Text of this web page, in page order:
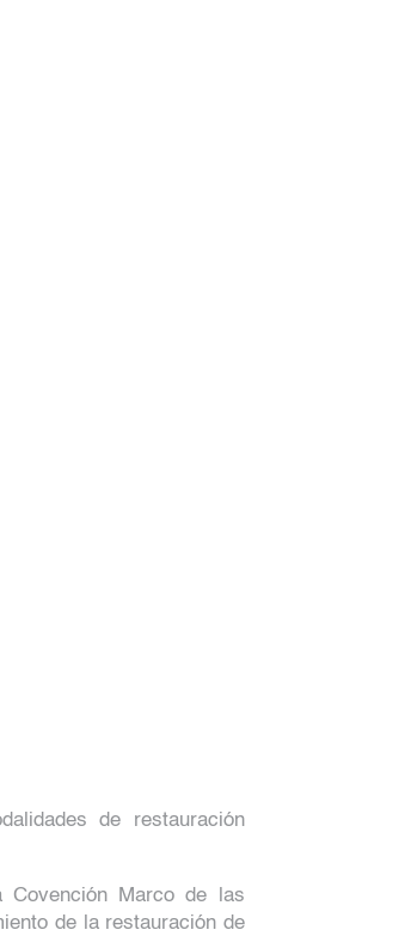
de restauración
Covención Marco de las
de la restauración de